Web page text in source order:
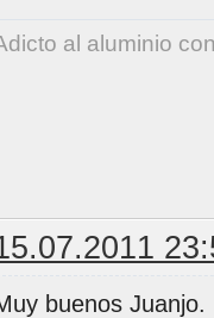
al aluminio
buenos